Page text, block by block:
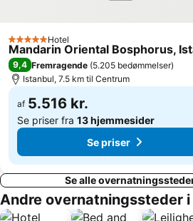
Topkapı Palace
Tuzla
Kabataş Port
Gungoren
Maltepe
5 StjernerHotel
Mandarin Oriental Bosphorus,
9,4 Fremragende (5.205 bedømmelser)
Istanbul, 7.5 km til Centrum
af 5.516 kr.
Se priser fra 13 hjemmesider
Se priser
Se alle
Andre overnatningssteder